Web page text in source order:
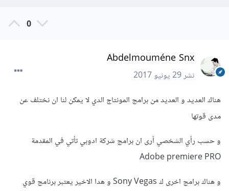
0
Abdelmouméne Snx
نشر29 يونيو 2017
هناك العديد و العديد من برامج المونتاج الدي لا يمكن لنا ان نختلف عن
مدى قوتها
و حسب رأي الشخصي أرى ان برامج شركة ادوبي تأتي في المقدمة
Adobe premiere PRO
و هناك برامج اخرى ك Sony Vegas و هدا الاخير يعتبر برنامج قوي